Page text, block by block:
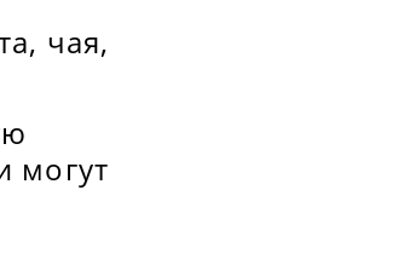
чая,
могут